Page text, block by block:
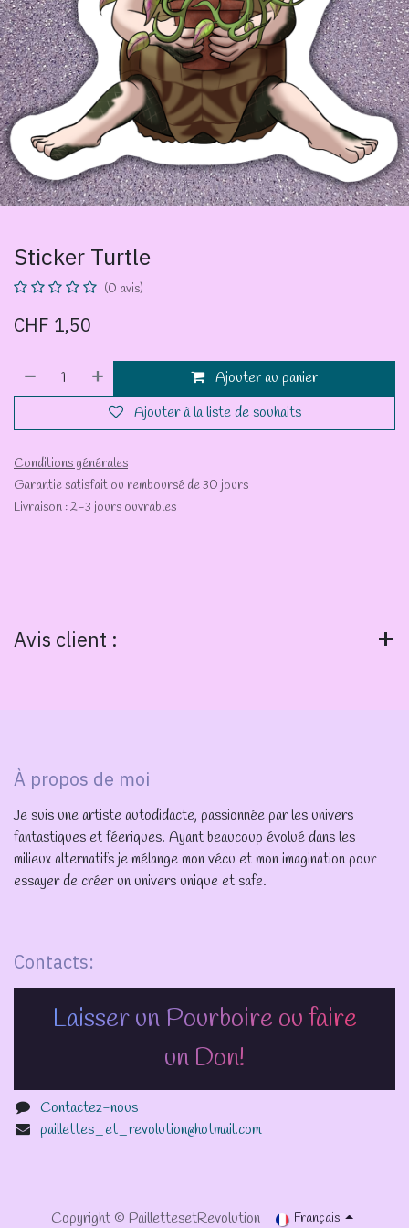
Sticker Turtle
(0 avis)
CHF 1,50
Ajouter au panier
Ajouter à la liste de souhaits
Conditions générales
Garantie satisfait ou remboursé de 30 jours
Livraison : 2-3 jours ouvrables
Avis client :
À propos de moi
Je suis une artiste autodidacte, passionnée par les univers
fantastiques et féeriques. Ayant beaucoup évolué dans les
milieux alternatifs je mélange mon vécu et mon imagination pour
essayer de créer un univers unique et safe.
Contacts:
Laisser un Pourboire ou faire
un Don!
Contactez-nous
paillettes_et_revolution@hotmail.com
Copyright © PaillettesetRevolution Français